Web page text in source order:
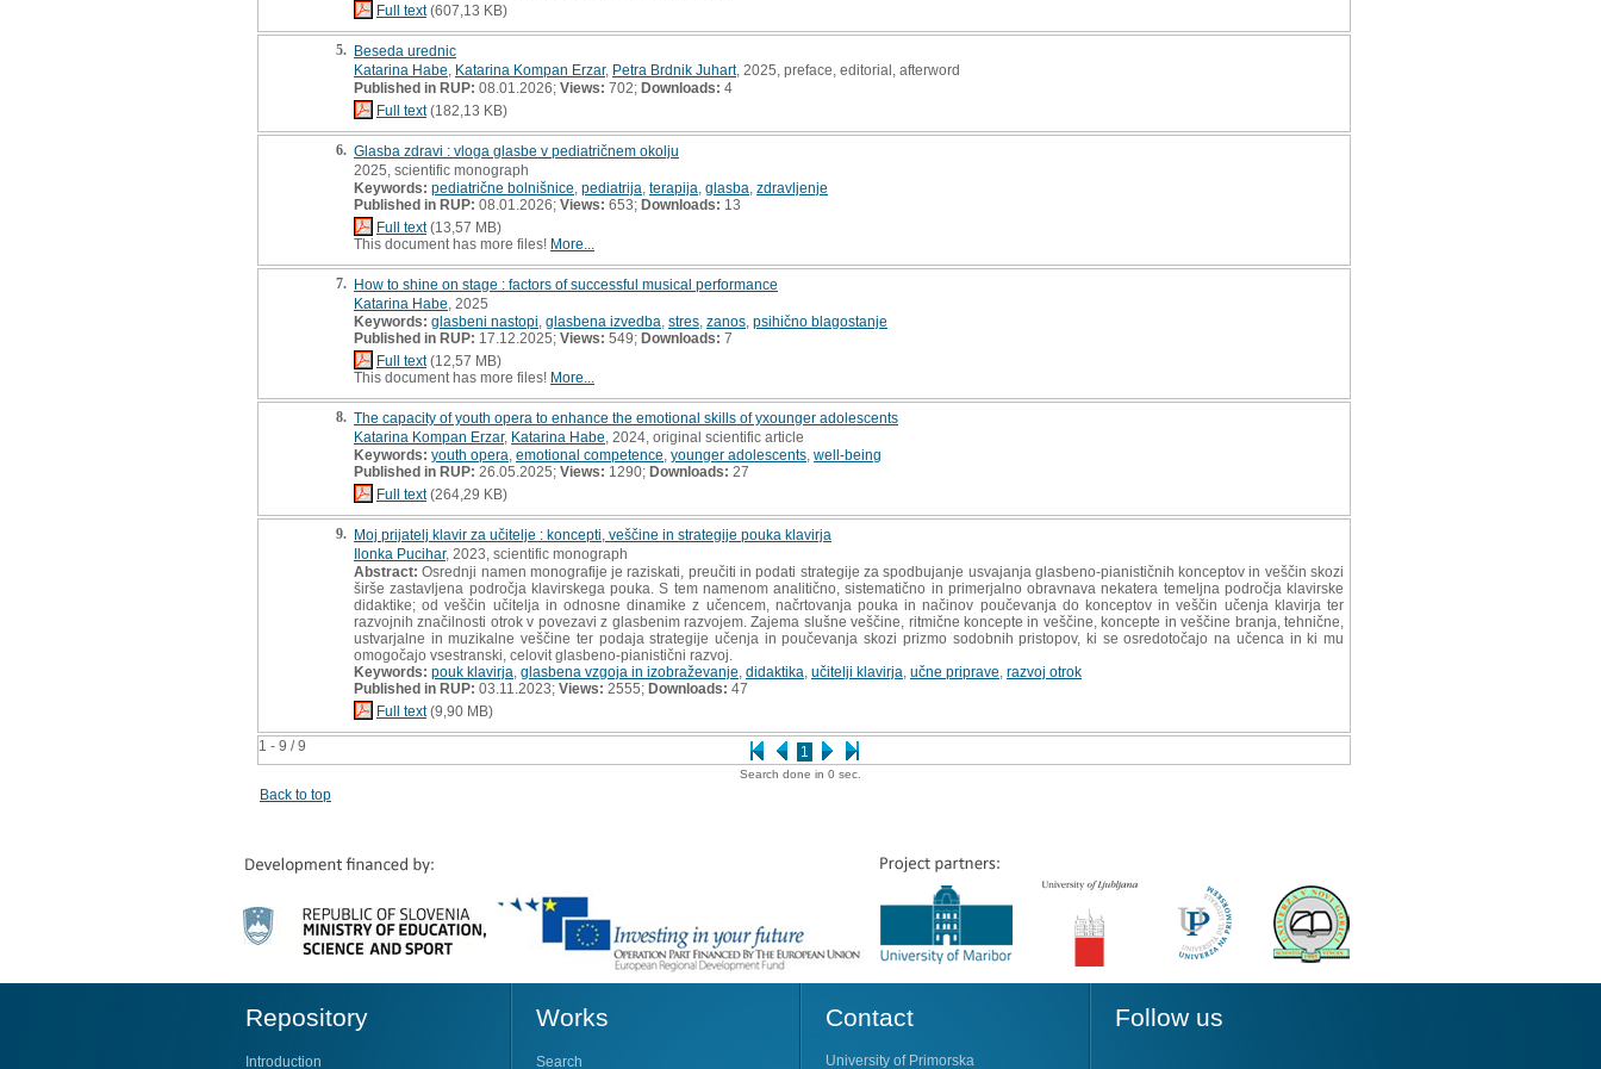
1 - 9 / 9 1
Full text(607,13 KB)
5. Beseda urednic
Katarina Habe Katarina Kompan Erzar, Petra Brdnik Juhart, 2025, preface, editorial, afterword
Published in RUP: 08.01.2026; Views: 702; Downloads: 4
Full text(182,13 KB)
6. Glasba zdravi : vloga glasbe v pediatričnem okolju
2025, scientific monograph
Keywords: pediatrične bolnišnice pediatrija terapija glasba zdravljenje
Published in RUP: 08.01.2026; Views: 653; Downloads: 13
Full text(13,57 MB)
This document has more files! More...
7. How to shine on stage : factors of successful musical performance
Katarina Habe , 2025
Keywords: glasbeni nastopi glasbena izvedba stres zanos psihično blagostanje
Published in RUP: 17.12.2025; Views: 549; Downloads: 7
Full text(12,57 MB)
This document has more files! More...
8. The capacity of youth opera to enhance the emotional skills of yxounger adolescents
Katarina Kompan Erzar, Katarina Habe , 2024, original scientific article
Keywords: youth opera emotional competence younger adolescents well-being
Published in RUP: 26.05.2025; Views: 1290; Downloads: 27
Full text(264,29 KB)
9. Moj prijatelj klavir za učitelje : koncepti, veščine in strategije pouka klavirja
Ilonka Pucihar, 2023, scientific monograph
Abstract: Osrednji namen monografije je raziskati, preučiti in podati strategije za spodbujanje usvajanja glasbeno-pianističnih konceptov in veščin skozi
širše zastavljena področja klavirskega pouka. S tem namenom analitično, sistematično in primerjalno obravnava nekatera temeljna področja klavirske
didaktike; od veščin učitelja in odnosne dinamike z učencem, načrtovanja pouka in načinov poučevanja do konceptov in veščin učenja klavirja ter
razvojnih značilnosti otrok v povezavi z glasbenim razvojem. Zajema slušne veščine, ritmične koncepte in veščine, koncepte in veščine branja, tehnične,
ustvarjalne in muzikalne veščine ter podaja strategije učenja in poučevanja skozi prizmo sodobnih pristopov, ki se osredotočajo na učenca in ki mu
omogočajo vsestranski, celovit glasbeno-pianistični razvoj.
Keywords: pouk klavirja glasbena vzgoja in izobraževanje didaktika učitelji klavirja učne priprave razvoj otrok
Published in RUP: 03.11.2023; Views: 2555; Downloads: 47
Full text(9,90 MB)
Search done in 0 sec.
Back to top
Repository
Introduction
Works
Search
Contact
University of Primorska
Follow us